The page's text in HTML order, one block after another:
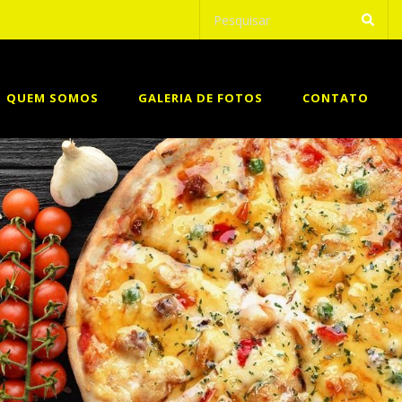
QUEM SOMOS GALERIA DE FOTOS CONTATO